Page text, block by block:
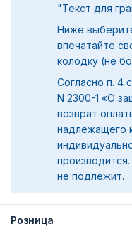
"Текст для
Ниже
впечатайте
колодку (не
Согласно п. 4
N 2300-1 «О
возврат
надлежащего
не подлежит.
Розница